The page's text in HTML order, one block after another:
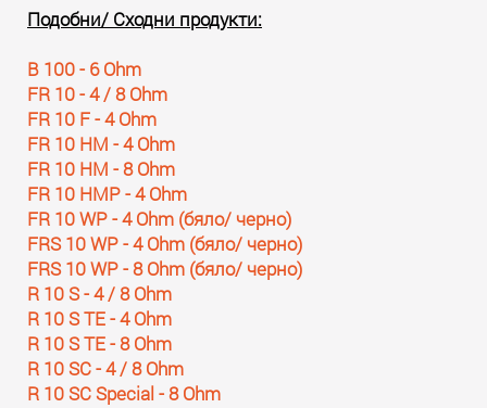
Подобни/ Сходни продукти:
B 100 - 6 Ohm
FR 10 - 4 / 8 Ohm
FR 10 F - 4 Ohm
FR 10 HM - 4 Ohm
FR 10 HM - 8 Ohm
FR 10 HMP - 4 Ohm
FR 10 WP - 4 Ohm (бяло/ черно)
FRS 10 WP - 4 Ohm (бяло/ черно)
FRS 10 WP - 8 Ohm (бяло/ черно)
R 10 S - 4 / 8 Ohm
R 10 S TE - 4 Ohm
R 10 S TE - 8 Ohm
R 10 SC - 4 / 8 Ohm
R 10 SC Special - 8 Ohm